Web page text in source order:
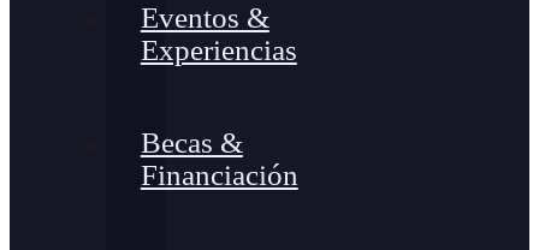
Eventos &
Experiencias
Becas &
Financiación